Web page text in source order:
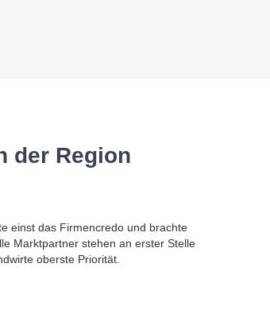
der Region
einst das Firmencredo und brachte
Marktpartner stehen an erster Stelle
oberste Priorität.